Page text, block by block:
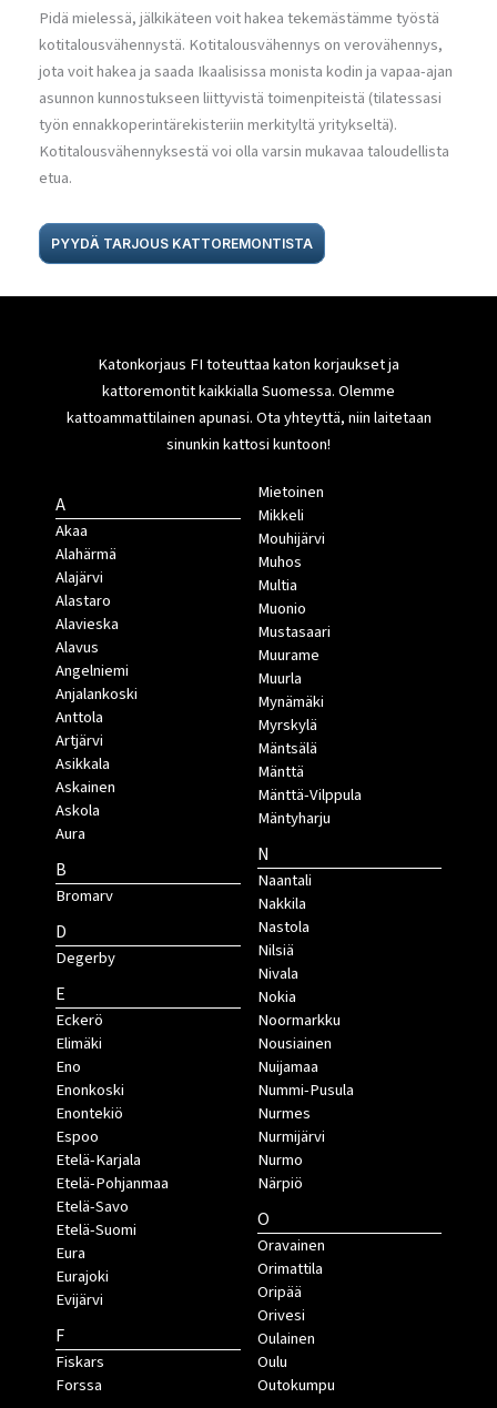
Pidä mielessä, jälkikäteen voit hakea tekemästämme työstä
kotitalousvähennystä. Kotitalousvähennys on verovähennys,
jota voit hakea ja saada Ikaalisissa monista kodin ja vapaa-ajan
asunnon kunnostukseen liittyvistä toimenpiteistä (tilatessasi
työn ennakkoperintärekisteriin merkityltä yritykseltä).
Kotitalousvähennyksestä voi olla varsin mukavaa taloudellista
etua.
PYYDÄ TARJOUS KATTOREMONTISTA
Katonkorjaus FI toteuttaa katon korjaukset ja
kattoremontit kaikkialla Suomessa. Olemme
kattoammattilainen apunasi. Ota yhteyttä, niin laitetaan
sinunkin kattosi kuntoon!
A
Akaa
Alahärmä
Alajärvi
Alastaro
Alavieska
Alavus
Angelniemi
Anjalankoski
Anttola
Artjärvi
Asikkala
Askainen
Askola
Aura
B
Bromarv
D
Degerby
E
Eckerö
Elimäki
Eno
Enonkoski
Enontekiö
Espoo
Etelä-Karjala
Etelä-Pohjanmaa
Etelä-Savo
Etelä-Suomi
Eura
Eurajoki
Evijärvi
F
Fiskars
Forssa
Mietoinen
Mikkeli
Mouhijärvi
Muhos
Multia
Muonio
Mustasaari
Muurame
Muurla
Mynämäki
Myrskylä
Mäntsälä
Mänttä
Mänttä-Vilppula
Mäntyharju
N
Naantali
Nakkila
Nastola
Nilsiä
Nivala
Nokia
Noormarkku
Nousiainen
Nuijamaa
Nummi-Pusula
Nurmes
Nurmijärvi
Nurmo
Närpiö
O
Oravainen
Orimattila
Oripää
Orivesi
Oulainen
Oulu
Outokumpu